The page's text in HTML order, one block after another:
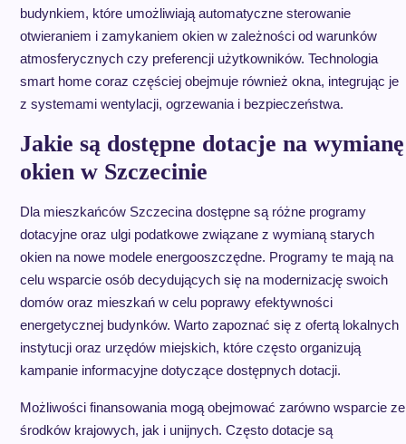
budynkiem, które umożliwiają automatyczne sterowanie
otwieraniem i zamykaniem okien w zależności od warunków
atmosferycznych czy preferencji użytkowników. Technologia
smart home coraz częściej obejmuje również okna, integrując je
z systemami wentylacji, ogrzewania i bezpieczeństwa.
Jakie są dostępne dotacje na wymianę
okien w Szczecinie
Dla mieszkańców Szczecina dostępne są różne programy
dotacyjne oraz ulgi podatkowe związane z wymianą starych
okien na nowe modele energooszczędne. Programy te mają na
celu wsparcie osób decydujących się na modernizację swoich
domów oraz mieszkań w celu poprawy efektywności
energetycznej budynków. Warto zapoznać się z ofertą lokalnych
instytucji oraz urzędów miejskich, które często organizują
kampanie informacyjne dotyczące dostępnych dotacji.
Możliwości finansowania mogą obejmować zarówno wsparcie ze
środków krajowych, jak i unijnych. Często dotacje są